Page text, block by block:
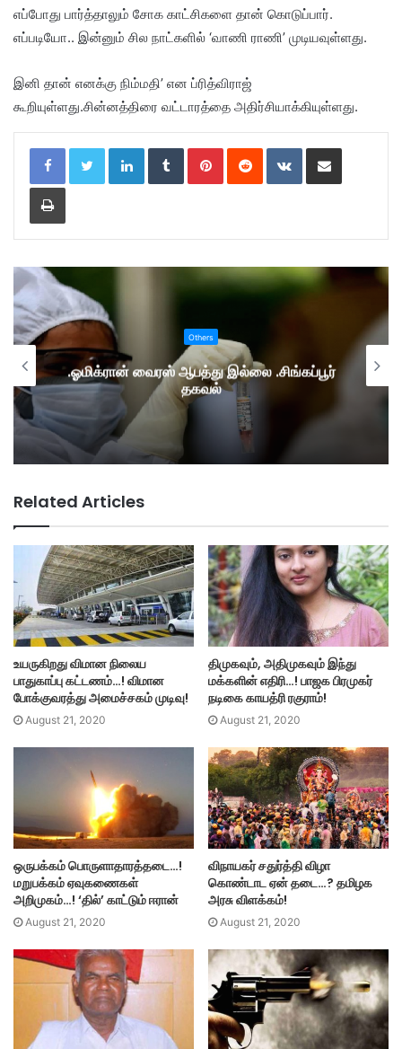
எப்போது பார்த்தாலும் சோக காட்சிகளை தான் கொடுப்பார்.
எப்படியோ.. இன்னும் சில நாட்களில் ‘வாணி ராணி’ முடியவுள்ளது.
இனி தான் எனக்கு நிம்மதி’ என ப்ரித்விராஜ்
கூறியுள்ளது.சின்னத்திரை வட்டாரத்தை அதிர்சியாக்கியுள்ளது.
LinkedIn Tumblr Pinterest Reddit VKontakte
Print
Others
.ஓமிக்ரான் வைரஸ் ஆபத்து இல்லை .சிங்கப்பூர்
தகவல்
Related Articles
உயருகிறது விமான நிலைய
பாதுகாப்பு கட்டணம்…! விமான
போக்குவரத்து அமைச்சகம் முடிவு!
August 21, 2020
திமுகவும், அதிமுகவும் இந்து
மக்களின் எதிரி…! பாஜக பிரமுகர்
நடிகை காயத்ரி ரகுராம்!
August 21, 2020
ஒருபக்கம் பொருளாதாரத்தடை…!
மறுபக்கம் ஏவுகணைகள்
அறிமுகம்…! ‘தில்’ காட்டும் ஈரான்
August 21, 2020
விநாயகர் சதுர்த்தி விழா
கொண்டாட ஏன் தடை…? தமிழக
அரசு விளக்கம்!
August 21, 2020